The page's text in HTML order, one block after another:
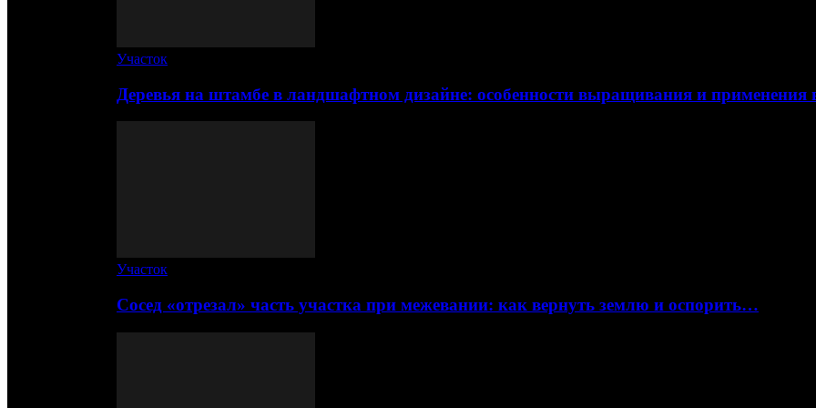
Участок
Деревья на штамбе в ландшафтном дизайне: особенности выращивания и
Участок
Сосед «отрезал» часть участка при межевании: как вернуть землю и оспорить…